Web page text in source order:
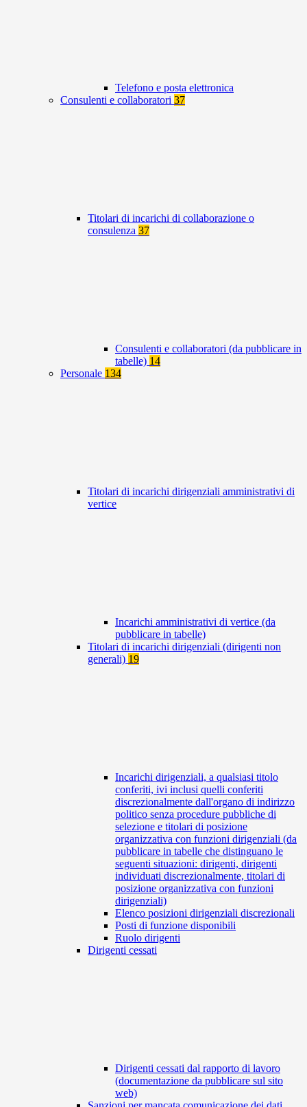
Telefono e posta elettronica
Consulenti e collaboratori 37
Titolari di incarichi di collaborazione o
consulenza 37
Consulenti e collaboratori (da pubblicare in
tabelle) 14
Personale 134
Titolari di incarichi dirigenziali amministrativi di
vertice
Incarichi amministrativi di vertice (da
pubblicare in tabelle)
Titolari di incarichi dirigenziali (dirigenti non
generali) 19
Incarichi dirigenziali, a qualsiasi titolo
conferiti, ivi inclusi quelli conferiti
discrezionalmente dall'organo di indirizzo
politico senza procedure pubbliche di
selezione e titolari di posizione
organizzativa con funzioni dirigenziali (da
pubblicare in tabelle che distinguano le
seguenti situazioni: dirigenti, dirigenti
individuati discrezionalmente, titolari di
posizione organizzativa con funzioni
dirigenziali)
Elenco posizioni dirigenziali discrezionali
Posti di funzione disponibili
Ruolo dirigenti
Dirigenti cessati
Dirigenti cessati dal rapporto di lavoro
(documentazione da pubblicare sul sito
web)